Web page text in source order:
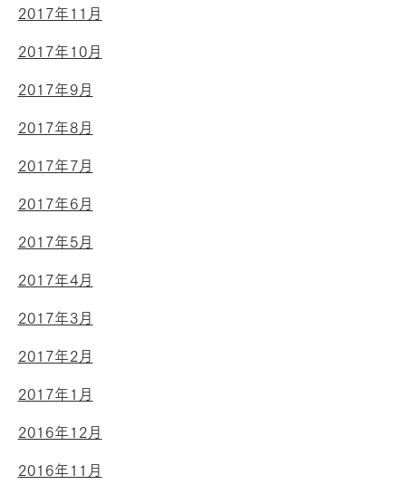
2017年11月
2017年10月
2017年9月
2017年8月
2017年7月
2017年6月
2017年5月
2017年4月
2017年3月
2017年2月
2017年1月
2016年12月
2016年11月